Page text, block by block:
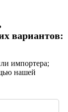
вариантов:
импортера;
нашей